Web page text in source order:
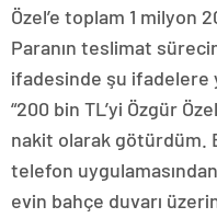
Özel’e toplam 1 milyon
Paranın teslimat
ifadesinde şu ifadelere
“200 bin TL’yi Özgür
nakit olarak götürdüm.
telefon
evin bahçe duvarı